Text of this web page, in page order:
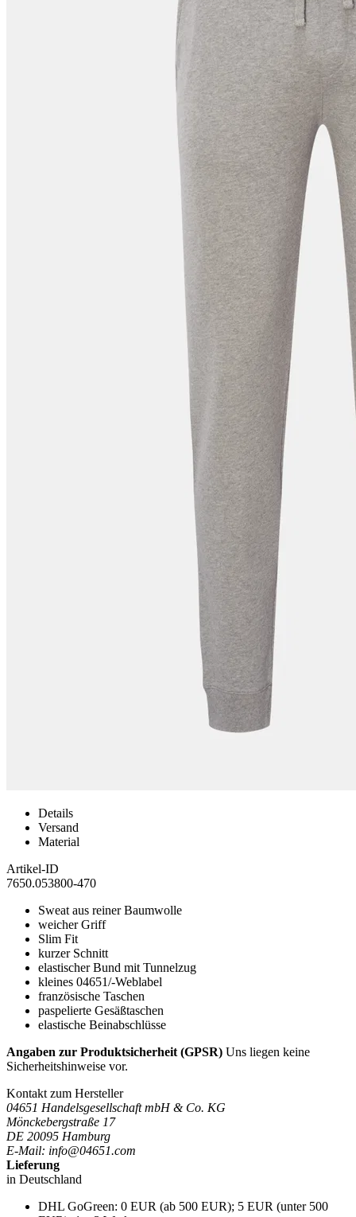
Details
Versand
Material
Artikel-ID
7650.053800-470
Sweat aus reiner Baumwolle
weicher Griff
Slim Fit
kurzer Schnitt
elastischer Bund mit Tunnelzug
kleines 04651/-Weblabel
französische Taschen
paspelierte Gesäßtaschen
elastische Beinabschlüsse
Angaben zur Produktsicherheit (GPSR) Uns liegen keine
Sicherheitshinweise vor.
Kontakt zum Hersteller
04651 Handelsgesellschaft mbH & Co. KG
Mönckebergstraße 17
DE 20095 Hamburg
E-Mail: info@04651.com
Lieferung
in Deutschland
DHL GoGreen: 0 EUR (ab 500 EUR); 5 EUR (unter 500